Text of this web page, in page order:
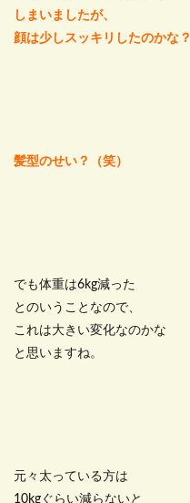
しまいましたが、
顔は少しスッキリしたのかな？
髪型のせい？（笑）
でも体重は6kg減った
とのいうことなので、
これは大きい変化なのかな
と思いますね。
元々太っている方は
10kgぐらい減らないと